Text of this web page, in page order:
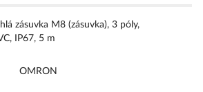
zásuvka M8 (zásuvka), 3 póly,
IP67, 5 m
OMRON